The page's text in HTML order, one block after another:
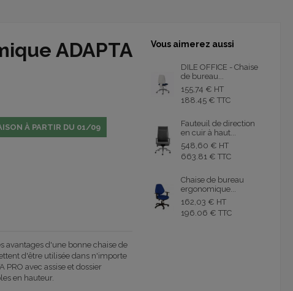
ADAPTA
À PARTIR DU 01/09
avantages d'une bonne chaise de
d'être utilisée dans n'importe
avec assise et dossier
en hauteur.
Vous aimerez aussi
DILE OFFICE - Chaise
de bureau...
155,74 € HT
188.45 € TTC
Fauteuil de direction
en cuir à haut...
548,60 € HT
663.81 € TTC
Chaise de bureau
ergonomique...
162,03 € HT
196.06 € TTC